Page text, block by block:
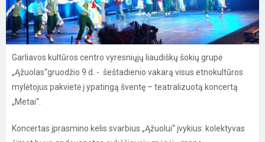
Garliavos kultūros centro vyresniųjų liaudiškų šokių grupė
„Ąžuolas“gruodžio 9 d. - šeštadienio vakarą visus etnokultūros
mylėtojus pakvietė į ypatingą šventę – teatralizuotą koncertą
„Metai“.
Koncertas įprasmino kelis svarbius „Ąžuolui“ įvykius: kolektyvas